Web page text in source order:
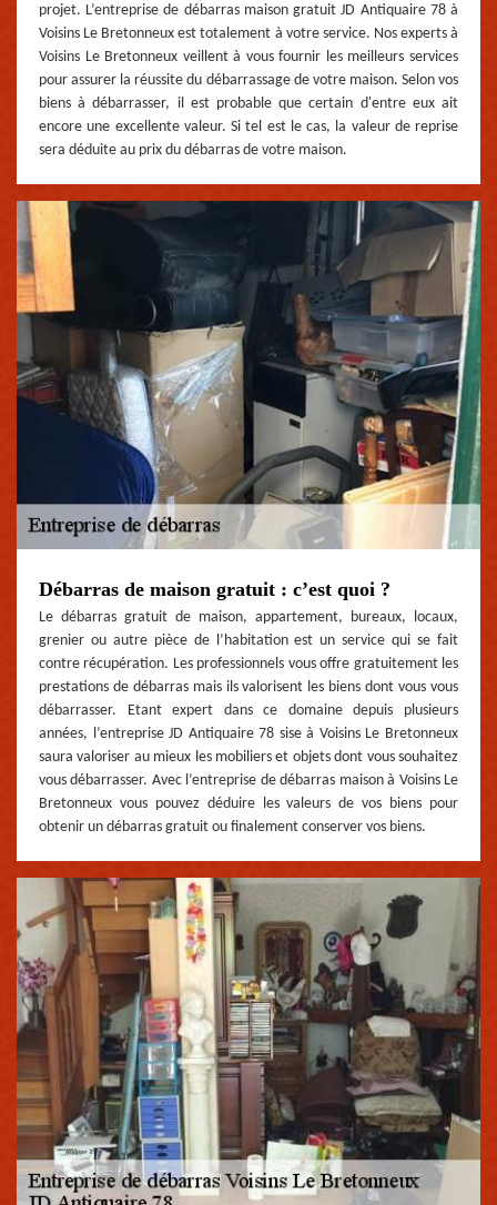
projet. L’entreprise de débarras maison gratuit JD Antiquaire 78 à
Voisins Le Bretonneux est totalement à votre service. Nos experts à
Voisins Le Bretonneux veillent à vous fournir les meilleurs services
pour assurer la réussite du débarrassage de votre maison. Selon vos
biens à débarrasser, il est probable que certain d'entre eux ait
encore une excellente valeur. Si tel est le cas, la valeur de reprise
sera déduite au prix du débarras de votre maison.
Débarras de maison gratuit : c’est quoi ?
Le débarras gratuit de maison, appartement, bureaux, locaux,
grenier ou autre pièce de l’habitation est un service qui se fait
contre récupération. Les professionnels vous offre gratuitement les
prestations de débarras mais ils valorisent les biens dont vous vous
débarrasser. Etant expert dans ce domaine depuis plusieurs
années, l’entreprise JD Antiquaire 78 sise à Voisins Le Bretonneux
saura valoriser au mieux les mobiliers et objets dont vous souhaitez
vous débarrasser. Avec l’entreprise de débarras maison à Voisins Le
Bretonneux vous pouvez déduire les valeurs de vos biens pour
obtenir un débarras gratuit ou finalement conserver vos biens.